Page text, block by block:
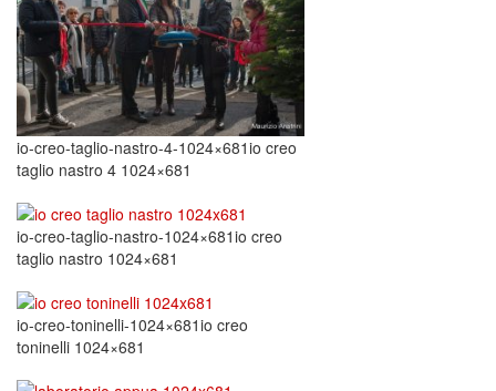
io-creo-taglio-nastro-4-1024×681io creo
taglio nastro 4 1024×681
io-creo-taglio-nastro-1024×681io creo
taglio nastro 1024×681
io-creo-toninelli-1024×681io creo
toninelli 1024×681